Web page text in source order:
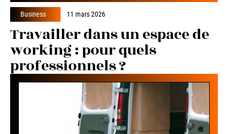
Business 11 mars 2026
Travailler dans un espace de
working : pour quels
professionnels ?